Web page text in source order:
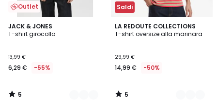
Outlet
JACK & JONES
T-shirt girocollo
13,99 €
6,29 € -55%
5
/
5
Colori
5
/
Saldi
LA REDOUTE COLLECTIONS
T-shirt oversize alla marinara
29,99 €
14,99 € -50%
5
/
2
Colori
5
/